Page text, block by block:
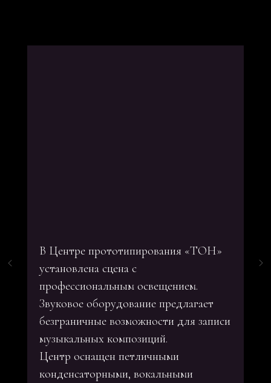
В Центре прототипирования «ТОН»
установлена сцена с
профессиональным освещением.
Звуковое оборудование предлагает
безграничные возможности для записи
музыкальных композиций.
Центр оснащен петличными
конденсаторными, вокальными